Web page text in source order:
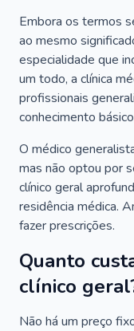
Embora os termos
ao mesmo
especialidade que
um todo, a clínica
profissionais
conhecimento
O médico
mas não optou por
clínico geral
residência médica.
fazer prescrições.
Quanto
clínico
Não há um preço